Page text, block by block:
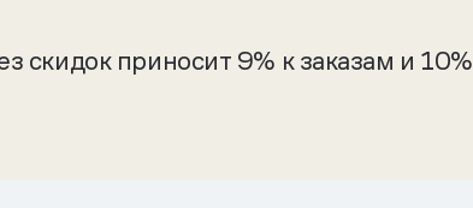
скидок приносит 9% к заказам и 10%